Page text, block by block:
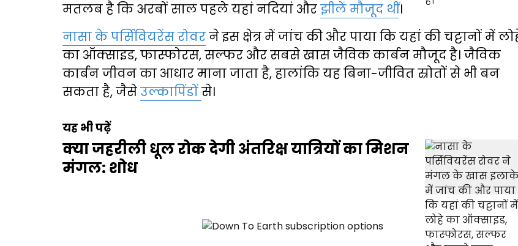
मतलब है कि अरबों साल पहले यहां नदियां औरझीलें मौजूद थीं।
नासा के पर्सिवियरेंस रोवरने इस क्षेत्र में जांच की और पाया कि यहां की चट्टानों में
का ऑक्साइड, फास्फोरस, सल्फर और सबसे खास जैविक कार्बन मौजूद है। जैविक
कार्बन जीवन का आधार माना जाता है, हालांकि यह बिना-जीवित स्रोतों से भी बन
सकता है, जैसेउल्कापिंडोंसे।
यह भी पढ़ें
क्या जहरीली धूल रोक देगी अंतरिक्ष यात्रियों का मिशन
मंगल: शोध